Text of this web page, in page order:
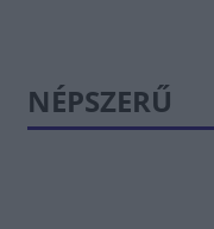
NÉPSZERŰ